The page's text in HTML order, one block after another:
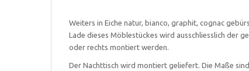
Weiters in Eiche natur, bianco, graphit, cognac
Lade dieses Möblestückes wird ausschliesslich der
oder rechts montiert werden.
Der Nachttisch wird montiert geliefert. Die Maße